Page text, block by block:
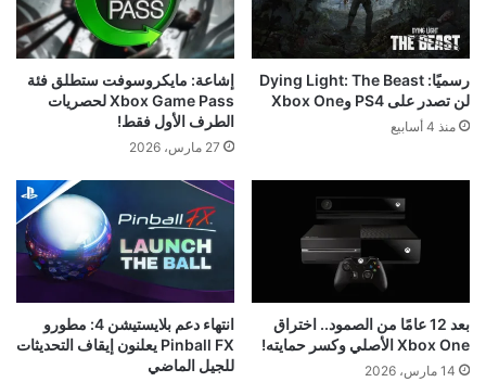
رسميًا: Dying Light: The Beast
لن تصدر على PS4 وXbox One
منذ 4 أسابيع
إشاعة: مايكروسوفت ستطلق فئة
Xbox Game Pass لحصريات
الطرف الأول فقط!
27 مارس، 2026
بعد 12 عامًا من الصمود.. اختراق
Xbox One الأصلي وكسر حمايته!
14 مارس، 2026
انتهاء دعم بلايستيشن 4: مطورو
Pinball FX يعلنون إيقاف التحديثات
للجيل الماضي